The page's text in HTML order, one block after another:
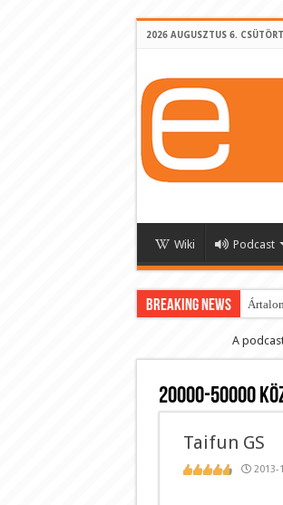
2026 AUGUSZTUS 6.
Wiki Podcast
BREAKING NEWS
E-cigi
A
20000-50000
Taifun GS
2013-